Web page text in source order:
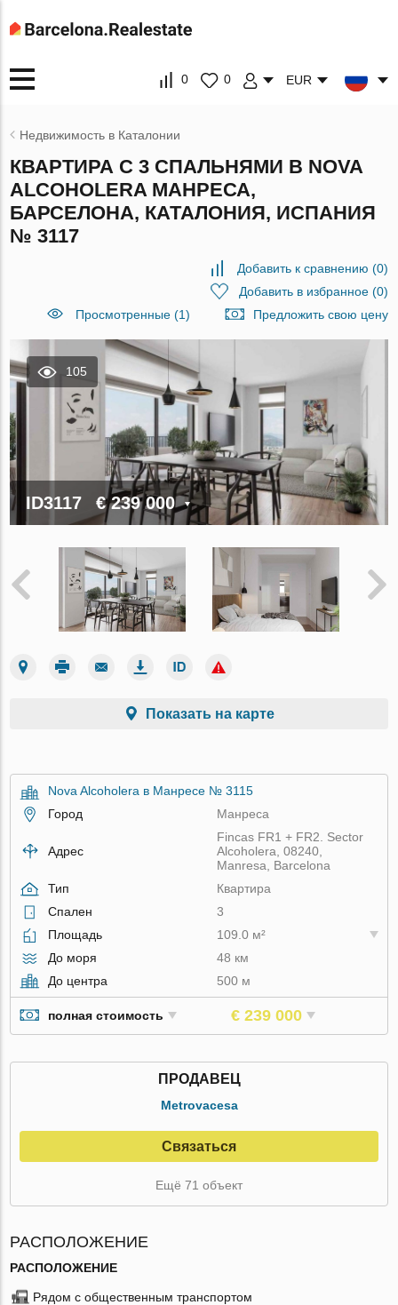
0 0 EUR
Недвижимость в Каталонии
КВАРТИРА С 3 СПАЛЬНЯМИ В NOVA
ALCOHOLERA МАНРЕСА,
БАРСЕЛОНА, КАТАЛОНИЯ, ИСПАНИЯ
№ 3117
Добавить к сравнению (0)
Добавить в избранное(0)
Просмотренные (1)
Предложить свою цену
105
ID3117 € 239 000
Показать на карте
Nova Alcoholera в Манресе № 3115
Город
Манреса
Адрес
Fincas FR1 + FR2. Sector
Alcoholera, 08240,
Manresa, Barcelona
Тип
Квартира
Спален
3
Площадь
109.0 м²
До моря
48 км
До центра
500 м
полная стоимость € 239 000
ПРОДАВЕЦ
Metrovacesa
Связаться
Ещё 71 объект
РАСПОЛОЖЕНИЕ
РАСПОЛОЖЕНИЕ
Рядом с общественным транспортом